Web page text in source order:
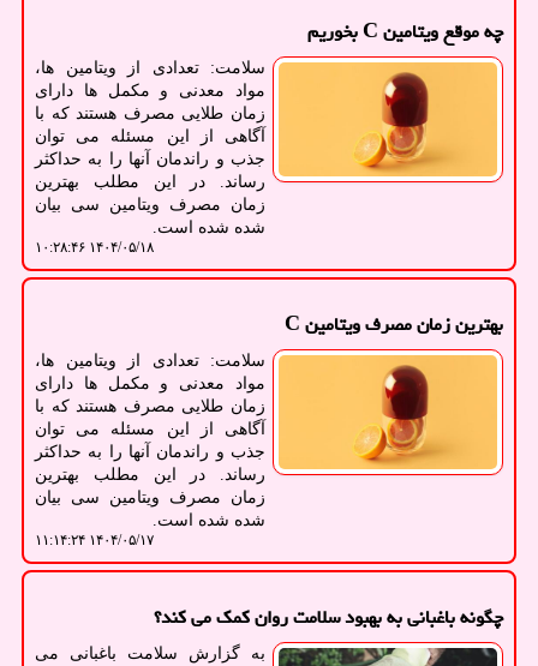
چه موقع ویتامین C بخوریم
سلامت: تعدادی از ویتامین ها،
مواد معدنی و مکمل ها دارای
زمان طلایی مصرف هستند که با
آگاهی از این مسئله می توان
جذب و راندمان آنها را به حداکثر
رساند. در این مطلب بهترین
زمان مصرف ویتامین سی بیان
شده شده است.
۱۴۰۴/۰۵/۱۸ ۱۰:۲۸:۴۶
بهترین زمان مصرف ویتامین C
سلامت: تعدادی از ویتامین ها،
مواد معدنی و مکمل ها دارای
زمان طلایی مصرف هستند که با
آگاهی از این مسئله می توان
جذب و راندمان آنها را به حداکثر
رساند. در این مطلب بهترین
زمان مصرف ویتامین سی بیان
شده شده است.
۱۴۰۴/۰۵/۱۷ ۱۱:۱۴:۲۴
چگونه باغبانی به بهبود سلامت روان کمک می کند؟
به گزارش سلامت باغبانی می